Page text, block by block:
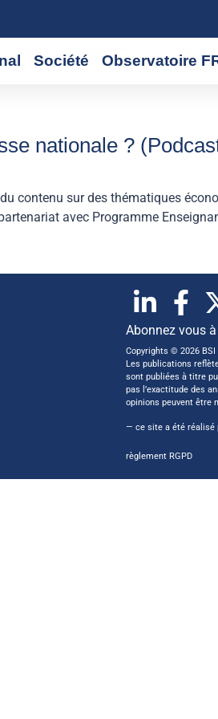
Société Observatoire
nationale ?
contenu sur des thématiques
avec Programme
Abonnez vous
Copyrights © 2026 BSI
Les publications
sont publiées à titre
pas l’exactitude des
opinions peuvent être
— ce site a été réalisé
règlement RGPD